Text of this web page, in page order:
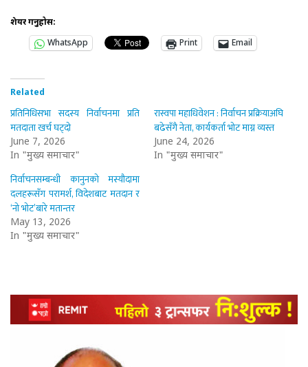
शेयर गर्नुहोस:
WhatsApp
Print Email
Related
प्रतिनिधिसभा सदस्य निर्वाचनमा प्रति
मतदाता खर्च घट्दो
June 7, 2026
In "मुख्य समाचार"
रास्वपा महाधिवेशन : निर्वाचन प्रक्रियाअघि
बढेसँगै नेता, कार्यकर्ता भोट माग्न व्यस्त
June 24, 2026
In "मुख्य समाचार"
निर्वाचनसम्बन्धी कानुनको मस्यौदामा
दलहरूसँग परामर्श, विदेशबाट मतदान र
‘नो भोट’बारे मतान्तर
May 13, 2026
In "मुख्य समाचार"